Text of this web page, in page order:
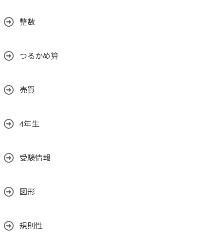
整数
つるかめ算
売買
4年生
受験情報
図形
規則性